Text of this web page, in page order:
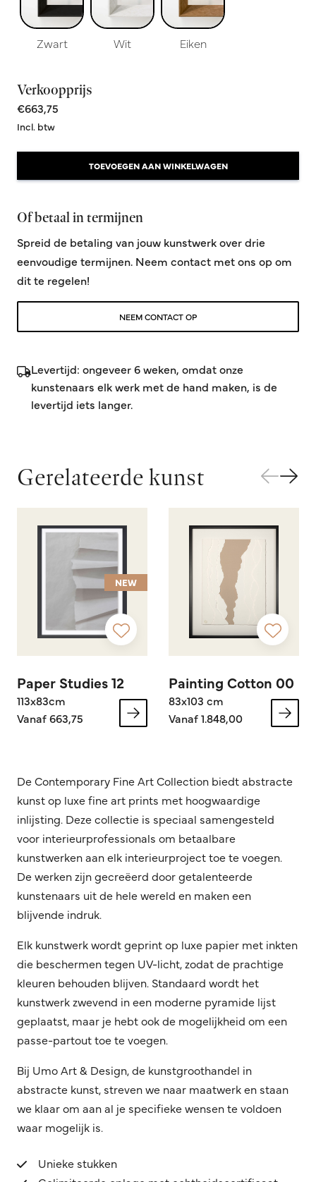
Zwart Wit Eiken
Verkoopprijs
€663,75
Incl. btw
TOEVOEGEN AAN WINKELWAGEN
Of betaal in termijnen
Spreid de betaling van jouw kunstwerk over drie
eenvoudige termijnen. Neem contact met ons op om
dit te regelen!
NEEM CONTACT OP
Levertijd: ongeveer 6 weken, omdat onze
kunstenaars elk werk met de hand maken, is de
levertijd iets langer.
Gerelateerde kunst
NEW
Paper Studies 12
113x83cm
Vanaf 663,75
Painting Cotton 00
83x103 cm
Vanaf 1.848,00
De Contemporary Fine Art Collection biedt abstracte
kunst op luxe fine art prints met hoogwaardige
inlijsting. Deze collectie is speciaal samengesteld
voor interieurprofessionals om betaalbare
kunstwerken aan elk interieurproject toe te voegen.
De werken zijn gecreëerd door getalenteerde
kunstenaars uit de hele wereld en maken een
blijvende indruk.
Elk kunstwerk wordt geprint op luxe papier met inkten
die beschermen tegen UV-licht, zodat de prachtige
kleuren behouden blijven. Standaard wordt het
kunstwerk zwevend in een moderne pyramide lijst
geplaatst, maar je hebt ook de mogelijkheid om een
passe-partout toe te voegen.
Bij Umo Art & Design, de kunstgroothandel in
abstracte kunst, streven we naar maatwerk en staan
we klaar om aan al je specifieke wensen te voldoen
waar mogelijk is.
Unieke stukken